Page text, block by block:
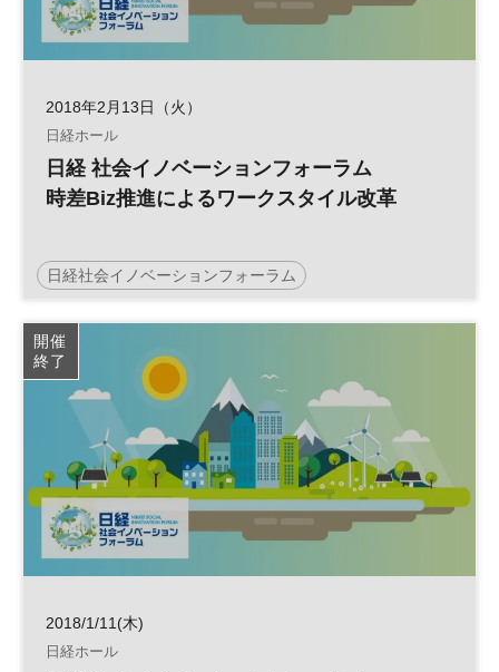
2018年2月13日（火）
日経ホール
日経 社会イノベーションフォーラム
時差Biz推進によるワークスタイル改革
日経社会イノベーションフォーラム
開催
終了
2018/1/11(木)
日経ホール